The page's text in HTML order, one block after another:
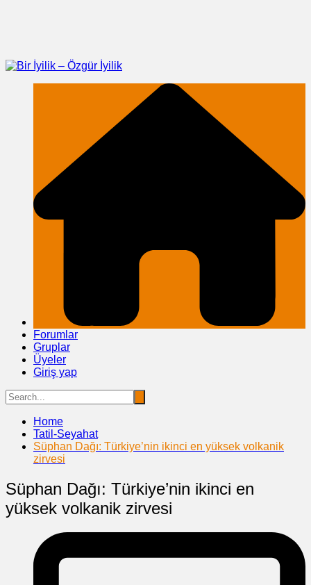
Forumlar
Gruplar
Üyeler
Giriş yap
Home
Tatil-Seyahat
Süphan Dağı: Türkiye’nin ikinci en yüksek volkanik
zirvesi
Süphan Dağı: Türkiye’nin ikinci en
yüksek volkanik zirvesi